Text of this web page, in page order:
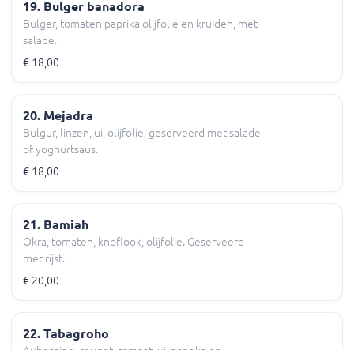
19. Bulger banadora
Bulger, tomaten paprika olijfolie en kruiden, met
salade.
€ 18,00
20. Mejadra
Bulgur, linzen, ui, olijfolie, geserveerd met salade
of yoghurtsaus.
€ 18,00
21. Bamiah
Okra, tomaten, knoflook, olijfolie. Geserveerd
met rijst.
€ 20,00
22. Tabagroho